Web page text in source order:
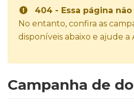
404 - Essa página
No entanto, confira as
disponíveis abaixo e ajude a
Campanha de